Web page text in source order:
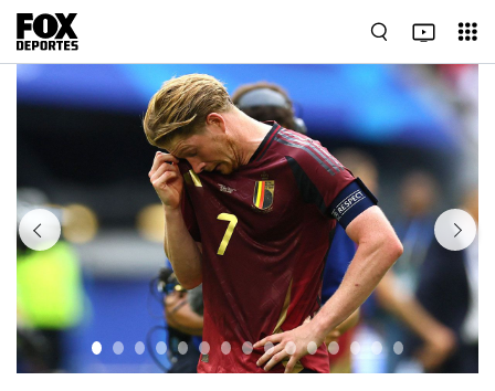
Previous Next